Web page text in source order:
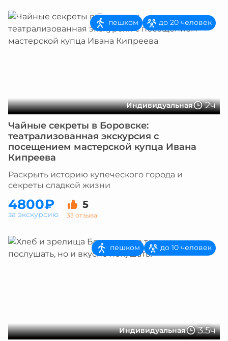
Индивидуальная 2ч
пешком до 20 человек
Чайные секреты в Боровске:
театрализованная экскурсия с
посещением мастерской купца Ивана
Кипреева
Раскрыть историю купеческого города и
секреты сладкой жизни
4800₽ 5
33 отзыва
за экскурсию
Индивидуальная 3.5ч
пешком до 10 человек